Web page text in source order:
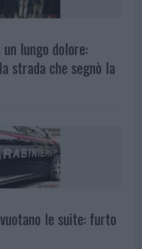
lungo dolore:
strada che segnò la
le suite: furto